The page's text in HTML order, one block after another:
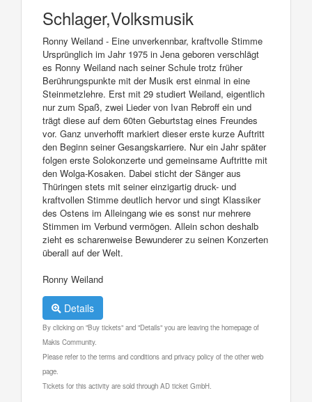
Schlager,Volksmusik
Ronny Weiland - Eine unverkennbar, kraftvolle Stimme
Ursprünglich im Jahr 1975 in Jena geboren verschlägt
es Ronny Weiland nach seiner Schule trotz früher
Berührungspunkte mit der Musik erst einmal in eine
Steinmetzlehre. Erst mit 29 studiert Weiland, eigentlich
nur zum Spaß, zwei Lieder von Ivan Rebroff ein und
trägt diese auf dem 60ten Geburtstag eines Freundes
vor. Ganz unverhofft markiert dieser erste kurze Auftritt
den Beginn seiner Gesangskarriere. Nur ein Jahr später
folgen erste Solokonzerte und gemeinsame Auftritte mit
den Wolga-Kosaken. Dabei sticht der Sänger aus
Thüringen stets mit seiner einzigartig druck- und
kraftvollen Stimme deutlich hervor und singt Klassiker
des Ostens im Alleingang wie es sonst nur mehrere
Stimmen im Verbund vermögen. Allein schon deshalb
zieht es scharenweise Bewunderer zu seinen Konzerten
überall auf der Welt.
Ronny Weiland
Details
By clicking on "Buy tickets" and "Details" you are leaving the homepage of
Makis Community.
Please refer to the terms and conditions and privacy policy of the other web
page.
Tickets for this activity are sold through AD ticket GmbH.